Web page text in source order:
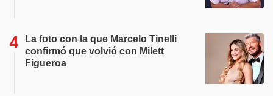
La foto con la que Marcelo Tinelli
confirmó que volvió con Milett
Figueroa